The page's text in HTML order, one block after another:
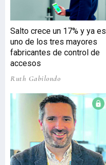
Salto crece un 17% y ya es
uno de los tres mayores
fabricantes de control de
accesos
Ruth Gabilondo